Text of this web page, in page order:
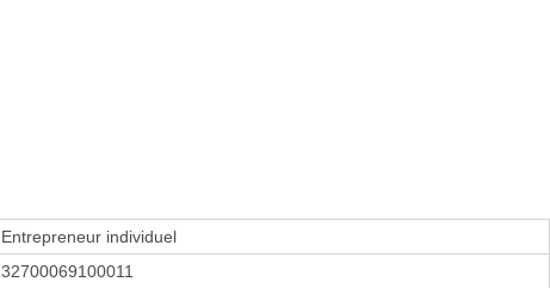
Entrepreneur individuel
32700069100011